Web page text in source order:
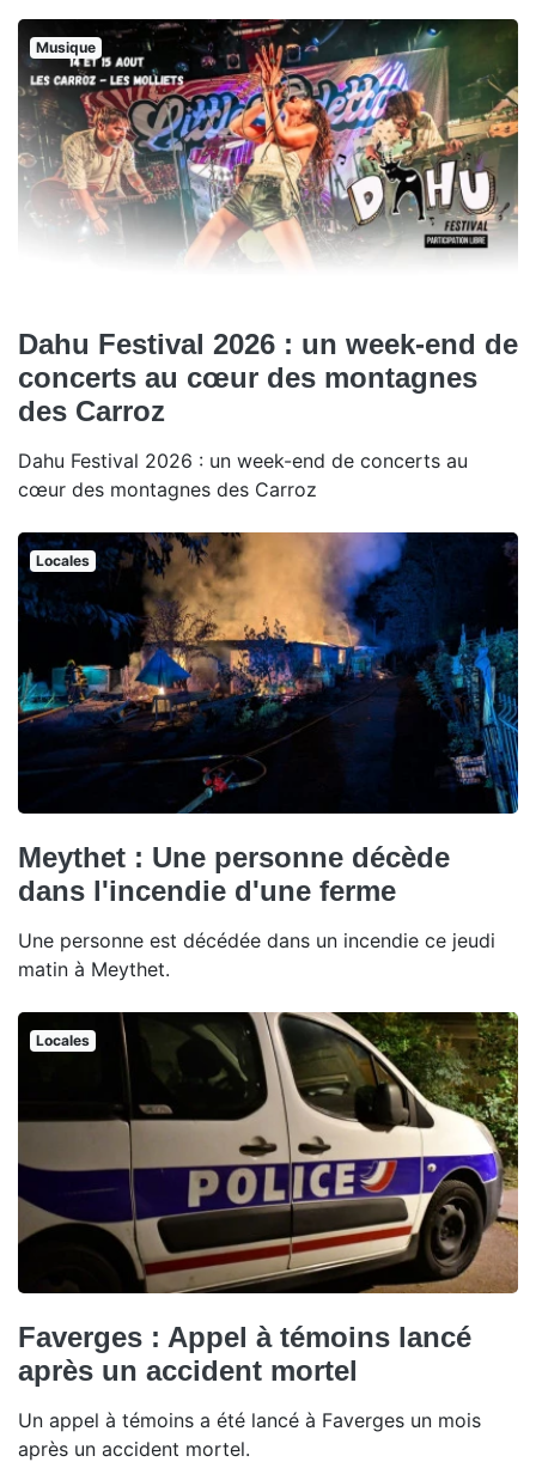
Musique
Dahu Festival 2026 : un week-end de
concerts au cœur des montagnes
des Carroz
Dahu Festival 2026 : un week-end de concerts au
cœur des montagnes des Carroz
Locales
Meythet : Une personne décède
dans l'incendie d'une ferme
Une personne est décédée dans un incendie ce jeudi
matin à Meythet.
Locales
Faverges : Appel à témoins lancé
après un accident mortel
Un appel à témoins a été lancé à Faverges un mois
après un accident mortel.